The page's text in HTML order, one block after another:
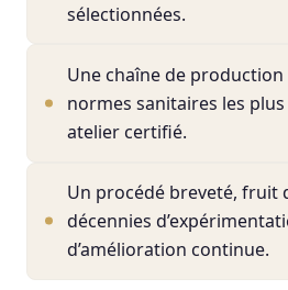
sélectionnées.
Une chaîne de
normes sanitaires les
atelier certifié.
Un procédé breveté, fruit
décennies
d’amélioration continue.